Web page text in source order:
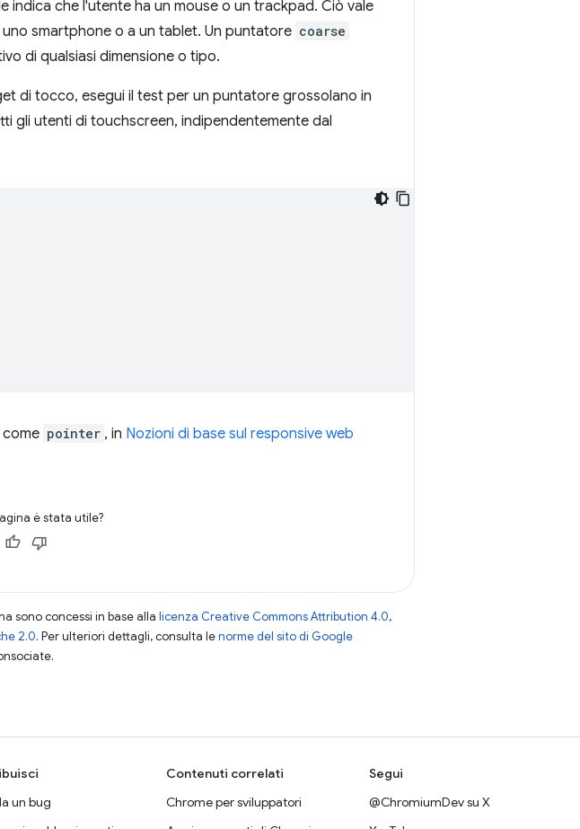
indica che l'utente ha un mouse o un trackpad. Ciò vale
smartphone o a un tablet. Un puntatore coarse
di qualsiasi dimensione o tipo.
di tocco, esegui il test per un puntatore grossolano in
gli utenti di touchscreen, indipendentemente dal
come pointer , in Nozioni di base sul responsive web
è stata utile?
sono concessi in base alla licenza Creative Commons Attribution 4.0,
2.0. Per ulteriori dettagli, consulta lenorme del sito di Google
un bug
Contenuti correlati
Chrome per sviluppatori
Segui
@ChromiumDev su X